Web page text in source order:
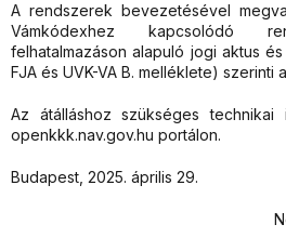
A rendszerek bevezetésével
Vámkódexhez kapcsolódó
felhatalmazáson alapuló jogi aktus
FJA és UVK-VA B. melléklete) szerinti
Az átálláshoz szükséges technikai
openkkk.nav.gov.hu portálon.
Budapest, 2025. április 29.